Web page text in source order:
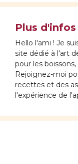
Plus
Hello l'ami ! Je
site dédié à l'art
pour les
Rejoignez-moi
recettes et des
l'expérience de